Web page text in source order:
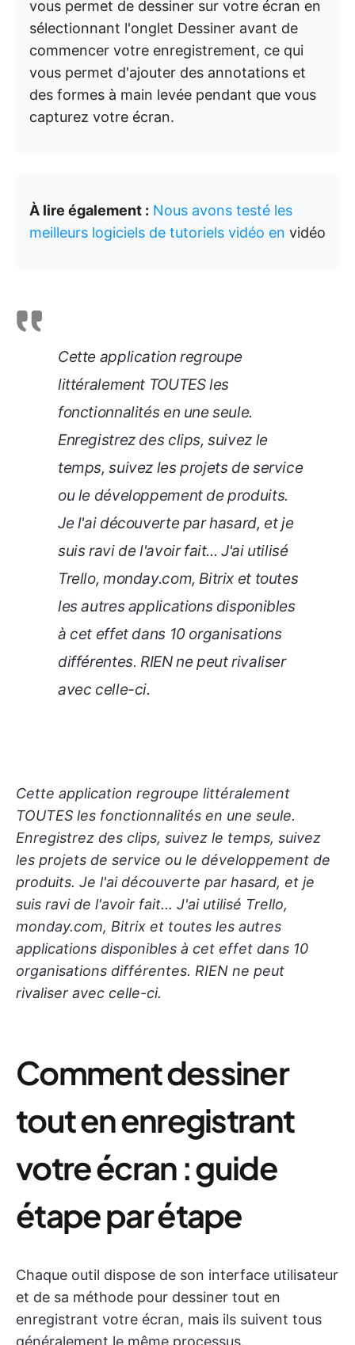
vous permet de dessiner sur votre écran en
sélectionnant l'onglet Dessiner avant de
commencer votre enregistrement, ce qui
vous permet d'ajouter des annotations et
des formes à main levée pendant que vous
capturez votre écran.
À lire également : Nous avons testé les
meilleurs logiciels de tutoriels vidéo en vidéo
Cette application regroupe
littéralement TOUTES les
fonctionnalités en une seule.
Enregistrez des clips, suivez le
temps, suivez les projets de service
ou le développement de produits.
Je l'ai découverte par hasard, et je
suis ravi de l'avoir fait... J'ai utilisé
Trello, monday.com, Bitrix et toutes
les autres applications disponibles
à cet effet dans 10 organisations
différentes. RIEN ne peut rivaliser
avec celle-ci.
Cette application regroupe littéralement
TOUTES les fonctionnalités en une seule.
Enregistrez des clips, suivez le temps, suivez
les projets de service ou le développement de
produits. Je l'ai découverte par hasard, et je
suis ravi de l'avoir fait... J'ai utilisé Trello,
monday.com, Bitrix et toutes les autres
applications disponibles à cet effet dans 10
organisations différentes. RIEN ne peut
rivaliser avec celle-ci.
Comment dessiner
tout en enregistrant
votre écran : guide
étape par étape
Chaque outil dispose de son interface utilisateur
et de sa méthode pour dessiner tout en
enregistrant votre écran, mais ils suivent tous
généralement le même processus.